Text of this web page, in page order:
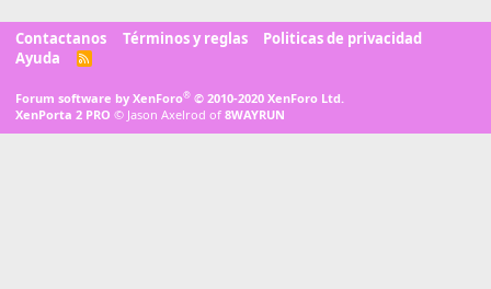
Contactanos Términos y reglas
Politicas de privacidad
Ayuda
R
Forum software by XenForo® © 2010-2020 XenForo Ltd.
XenPorta 2 PRO © Jason Axelrod of 8WAYRUN